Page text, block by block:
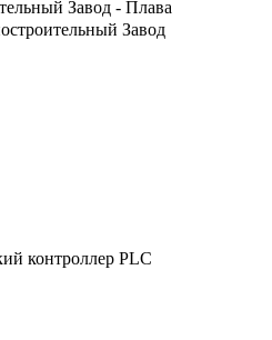
Завод - Плава
Завод
контроллер PLC